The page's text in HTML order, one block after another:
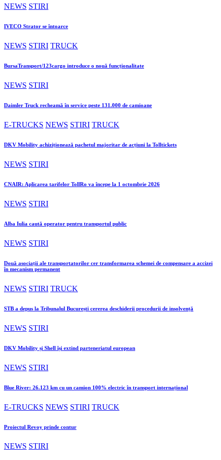
NEWS STIRI
IVECO Strator se întoarce
NEWS STIRI TRUCK
BursaTransport/123cargo introduce o nouă funcționalitate
NEWS STIRI
Daimler Truck recheamă în service peste 131.000 de camioane
E-TRUCKS NEWS STIRI TRUCK
DKV Mobility achiziționează pachetul majoritar de acțiuni la Tolltickets
NEWS STIRI
CNAIR: Aplicarea tarifelor TollRo va începe la 1 octombrie 2026
NEWS STIRI
Alba Iulia caută operator pentru transportul public
NEWS STIRI
Două asociații ale transportatorilor cer transformarea schemei de compensare a accizei
în mecanism permanent
NEWS STIRI TRUCK
STB a depus la Tribunalul București cererea deschiderii procedurii de insolvență
NEWS STIRI
DKV Mobility și Shell își extind parteneriatul european
NEWS STIRI
Blue River: 26.123 km cu un camion 100% electric în transport internațional
E-TRUCKS NEWS STIRI TRUCK
Proiectul Revoy prinde contur
NEWS STIRI